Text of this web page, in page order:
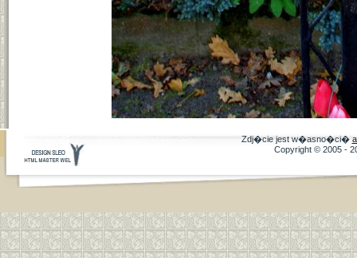
Zdj�cie jest w�asno�ci�
Copyright © 2005 -